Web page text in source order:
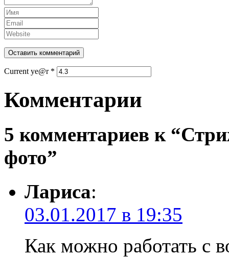
Current ye@r *
Комментарии
5 комментариев к
фото”
Лариса:
03.01.2017 в 19:35
Как можно работать с